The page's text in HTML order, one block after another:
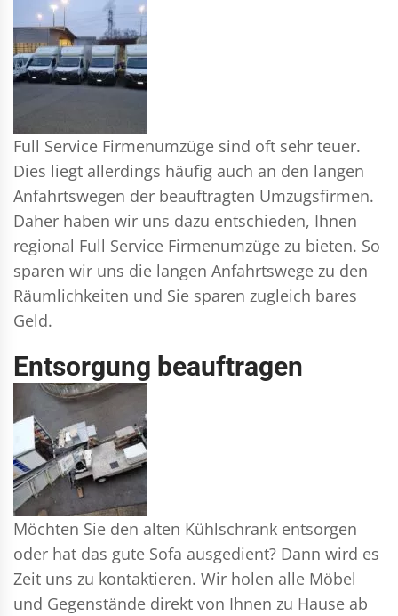
Full Service Firmenumzüge sind oft sehr teuer.
Dies liegt allerdings häufig auch an den langen
Anfahrtswegen der beauftragten Umzugsfirmen.
Daher haben wir uns dazu entschieden, Ihnen
regional Full Service Firmenumzüge zu bieten. So
sparen wir uns die langen Anfahrtswege zu den
Räumlichkeiten und Sie sparen zugleich bares
Geld.
Entsorgung beauftragen
Möchten Sie den alten Kühlschrank entsorgen
oder hat das gute Sofa ausgedient? Dann wird es
Zeit uns zu kontaktieren. Wir holen alle Möbel
und Gegenstände direkt von Ihnen zu Hause ab